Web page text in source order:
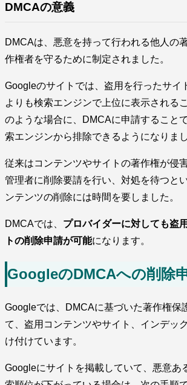
DMCAの意義
DMCAは、悪意を持って行われる他人の
作権者を守るために制定されました。
Googleのサイトでは、盗用を行ったサイ
よりも検索エンジンで上位に表示される
のような場合に、DMCAに申請すること
索エンジンから排除できるようになりまし
従来はコンテンツやサイトの著作権が侵
管理者に削除要請を行い、対処を待つと
ンテンツの削除には時間を要しました。
DMCAでは、 プロバイダーに対しても盗
トの削除申請が可能になります。
GoogleのDMCAへの削除
Googleでは、DMCAに基づいた著作権保
て、盗用コンテンツやサイト、インデッ
け付けています。
Googleにサイトを掲載していて、悪意あ